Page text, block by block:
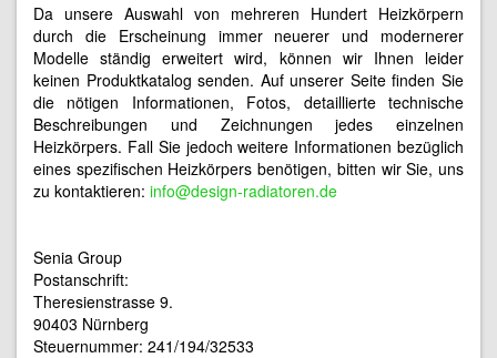
Da unsere Auswahl von mehreren Hundert Heizkörpern
durch die Erscheinung immer neuerer und modernerer
Modelle ständig erweitert wird, können wir Ihnen leider
keinen Produktkatalog senden. Auf unserer Seite finden Sie
die nötigen Informationen, Fotos, detaillierte technische
Beschreibungen und Zeichnungen jedes einzelnen
Heizkörpers. Fall Sie jedoch weitere Informationen bezüglich
eines spezifischen Heizkörpers benötigen, bitten wir Sie, uns
zu kontaktieren: info@design-radiatoren.de
Senia Group
Postanschrift:
Theresienstrasse 9.
90403 Nürnberg
Steuernummer: 241/194/32533